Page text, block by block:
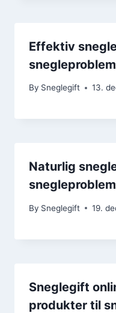
Effektiv
By Sneglegift 13.
Naturlig
By Sneglegift 19.
Sneglegift
produkter til